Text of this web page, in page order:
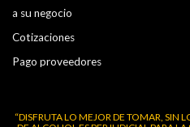
a su negocio
Cotizaciones
Pago proveedores
“DISFRUTA LO MEJOR DE TOMAR, SIN